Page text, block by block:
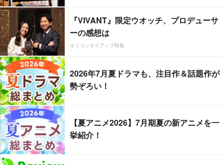
『VIVANT』限定ウオッチ、プロデューサ
ーの感想は
オリコンタイアップ特集
2026年7月夏ドラマも、注目作＆話題作が
勢ぞろい！
【夏アニメ2026】7月期夏の新アニメを一
挙紹介！